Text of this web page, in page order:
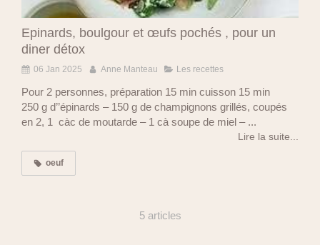
Epinards, boulgour et œufs pochés , pour un
diner détox
06 Jan 2025 Anne Manteau Les recettes
Pour 2 personnes, préparation 15 min cuisson 15 min
250 g d’’épinards – 150 g de champignons grillés, coupés
en 2, 1 càc de moutarde – 1 cà soupe de miel – ...
Lire la suite...
oeuf
5 articles